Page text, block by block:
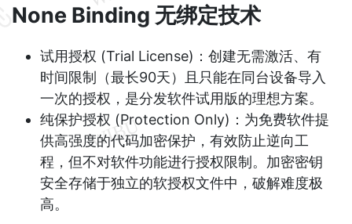
None Binding 无绑定技术
试用授权 (Trial License)：创建无需激活、有
时间限制（最长90天）且只能在同台设备导入
一次的授权，是分发软件试用版的理想方案。
纯保护授权 (Protection Only)：为免费软件提
供高强度的代码加密保护，有效防止逆向工
程，但不对软件功能进行授权限制。加密密钥
安全存储于独立的软授权文件中，破解难度极
高。